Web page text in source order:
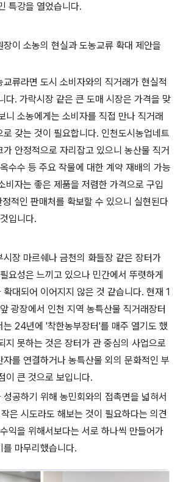
특강을 열었습니다.
장이 소농의 현실과 도농교류 확대 제안을
류라면 도시 소비자와의 직거래가 현실적
다. 가락시장 같은 큰 도매 시장은 가격을 맞
니 소농에게는 소비자를 직접 만나 직거래
갖는 것이 필요합니다. 인천도시농업네트
가 안정적으로 자리잡고 있으니 농산물 직거
수수 등 주요 작물에 대한 계약 재배의 가능
비자는 좋은 제품을 저렴한 가격으로 구입
적인 판매처를 확보할 수 있으니 실현된다
입니다.
장 마르쉐나 금천의 화들장 같은 장터가
요성은 느끼고 있으나 민간에서 뚜렷하게
대되어 이어지지 않은 것 같습니다. 현재 1
광장에서 인천 지역 농특산물 직거래장터
는 24년에 '착한농부장터'를 매주 열기도 했
지 못하는 것은 장터가 관 중심의 사업으로
를 연결하거나 농특산물 외의 문화적인 부
이 큰 것으로 보입니다.
공하기 위해 농민회와의 접촉면을 넓혀서
은 시도라도 해보는 것이 필요하다는 의견
익을 위해서보다는 서로 하나씩 만들어가
마무리했습니다.